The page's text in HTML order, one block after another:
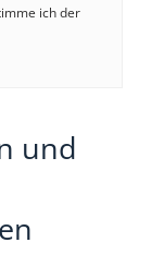
ich der
und